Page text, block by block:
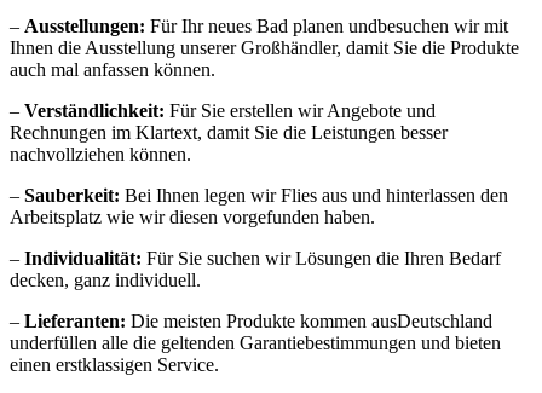
– Ausstellungen: Für Ihr neues Bad planen undbesuchen wir mit
Ihnen die Ausstellung unserer Großhändler, damit Sie die Produkte
auch mal anfassen können.
– Verständlichkeit: Für Sie erstellen wir Angebote und
Rechnungen im Klartext, damit Sie die Leistungen besser
nachvollziehen können.
– Sauberkeit: Bei Ihnen legen wir Flies aus und hinterlassen den
Arbeitsplatz wie wir diesen vorgefunden haben.
– Individualität: Für Sie suchen wir Lösungen die Ihren Bedarf
decken, ganz individuell.
– Lieferanten: Die meisten Produkte kommen ausDeutschland
underfüllen alle die geltenden Garantiebestimmungen und bieten
einen erstklassigen Service.